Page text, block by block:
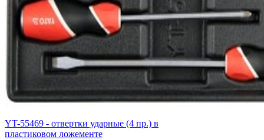
YT-55469 - отвертки ударные (4 пр.) в
пластиковом ложементе